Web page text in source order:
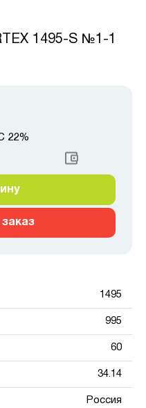
1495-S №1-1
22%
1495
995
60
34.14
Россия